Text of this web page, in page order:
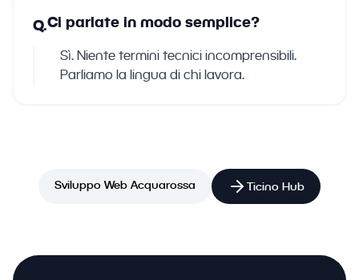
Q.Ci parlate in modo semplice?
Sì. Niente termini tecnici incomprensibili.
Parliamo la lingua di chi lavora.
Sviluppo Web Acquarossa Ticino Hub